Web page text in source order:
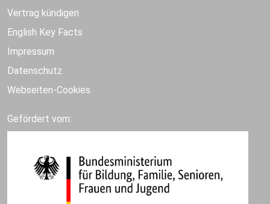
Vertrag kündigen
English Key Facts
Impressum
Datenschutz
Webseiten-Cookies
Gefördert vom: